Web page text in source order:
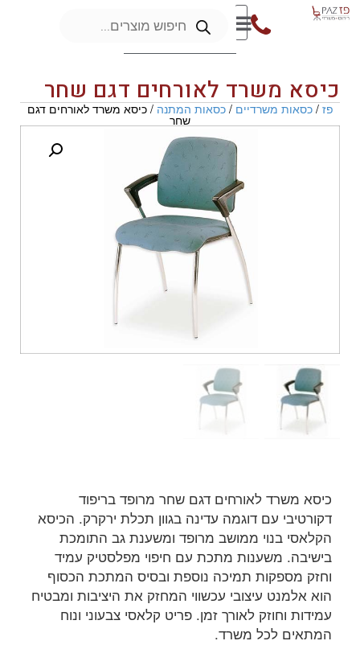
כיסא משרד לאורחים דגם שחר
פז/כסאות משרדיים/כסאות המתנה/ כיסא משרד לאורחים דגם
שחר
כיסא משרד לאורחים דגם שחר מרופד בריפוד
דקורטיבי עם דוגמה עדינה בגוון תכלת ירקרק. הכיסא
הקלאסי בנוי ממושב מרופד ומשענת גב התומכת
בישיבה. משענות מתכת עם חיפוי מפלסטיק עמיד
וחזק מספקות תמיכה נוספת ובסיס המתכת הכסוף
הוא אלמנט עיצובי עכשווי המחזק את היציבות ומבטיח
עמידות וחוזק לאורך זמן. פריט קלאסי צבעוני ונוח
המתאים לכל משרד.